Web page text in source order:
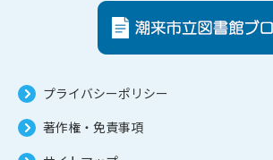
プライバシーポリシー
著作権・免責事項